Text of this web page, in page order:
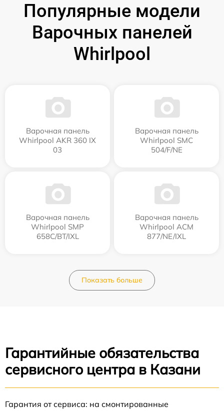
Популярные модели
Варочных панелей
Whirlpool
Варочная панель
Whirlpool AKR 360 IX
03
Варочная панель
Whirlpool SMC
504/F/NE
Варочная панель
Whirlpool SMP
658C/BT/IXL
Варочная панель
Whirlpool ACM
877/NE/IXL
Показать больше
Гарантийные обязательства
сервисного центра в Казани
Гарантия от сервиса: на смонтированные